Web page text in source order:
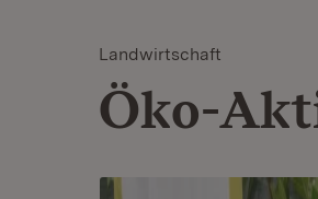
Landwirtschaft
Öko-